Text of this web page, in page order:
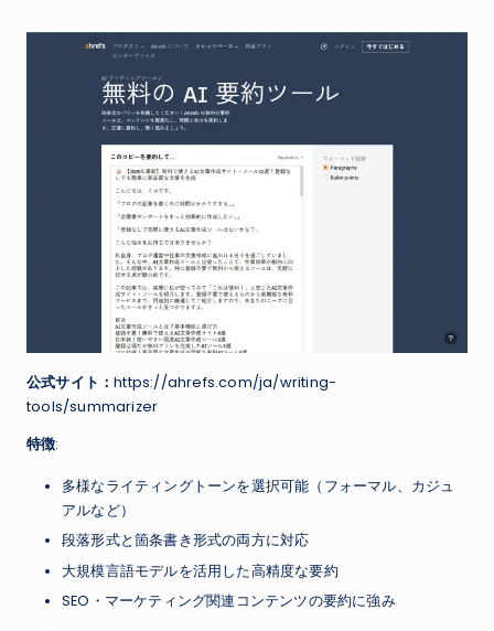
公式サイト：https://ahrefs.com/ja/writing-
tools/summarizer
特徴:
多様なライティングトーンを選択可能（フォーマル、カジュ
アルなど）
段落形式と箇条書き形式の両方に対応
大規模言語モデルを活用した高精度な要約
SEO・マーケティング関連コンテンツの要約に強み